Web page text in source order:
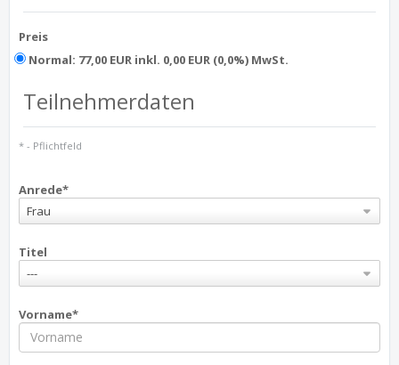
Preis
Normal: 77,00 EUR inkl. 0,00 EUR (0,0%) MwSt.
Teilnehmerdaten
* - Pflichtfeld
Anrede*
Frau
Titel
---
Vorname*